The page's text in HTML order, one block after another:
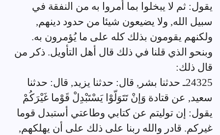
يقول: ثم لا يبخلوا بما أُمروا به من النفقة في
سبيل الله, ولا يضيعون شيئا من حدود دينهم,
ولكنهم يقومون بذلك كله على ما يُؤمرون به.
وبنحو الذي قلنا في ذلك قال أهل التأويل. ذكر من
قال ذلك:
24325ـ حدثنا بشر, قال: حدثنا يزيد, قال: حدثنا
سعيد, عن قتادة وَإنْ تَتَوَلّوْا يَسْتَبْدِلْ قَوْما غَيْرَكُمْ
يقول: إن توليتم عن كتابي وطاعتي أستبدل قوما
غيركم. قادر والله ربنا على ذلك على أن يهلكهم,